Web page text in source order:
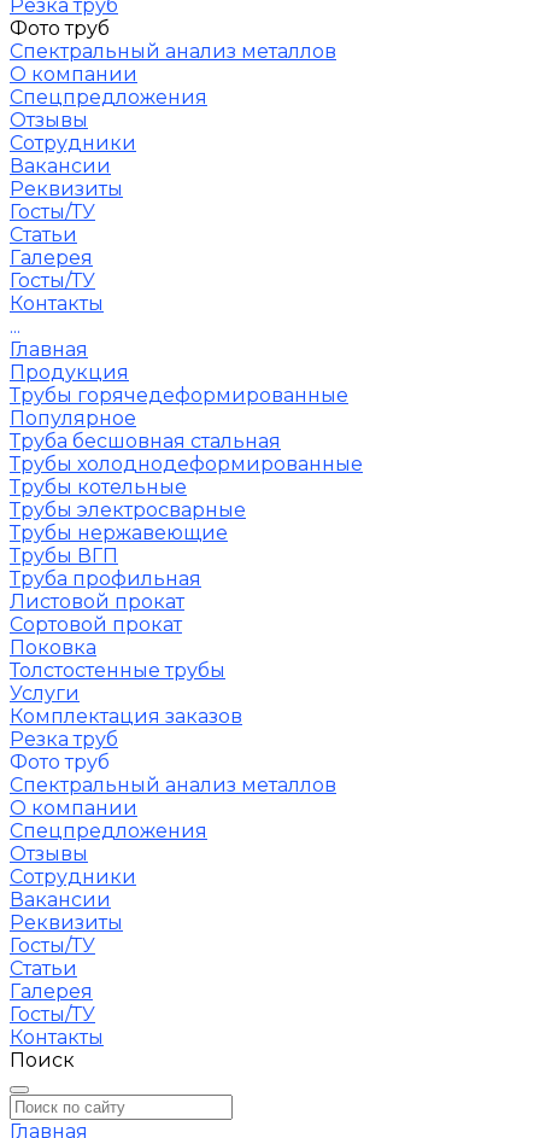
Резка труб
Фото труб
Спектральный анализ металлов
О компании
Спецпредложения
Отзывы
Сотрудники
Вакансии
Реквизиты
Госты/ТУ
Статьи
Галерея
Госты/ТУ
Контакты
...
Главная
Продукция
Трубы горячедеформированные
Популярное
Труба бесшовная стальная
Трубы холоднодеформированные
Трубы котельные
Трубы электросварные
Трубы нержавеющие
Трубы ВГП
Труба профильная
Листовой прокат
Сортовой прокат
Поковка
Толстостенные трубы
Услуги
Комплектация заказов
Резка труб
Фото труб
Спектральный анализ металлов
О компании
Спецпредложения
Отзывы
Сотрудники
Вакансии
Реквизиты
Госты/ТУ
Статьи
Галерея
Госты/ТУ
Контакты
Поиск
Главная